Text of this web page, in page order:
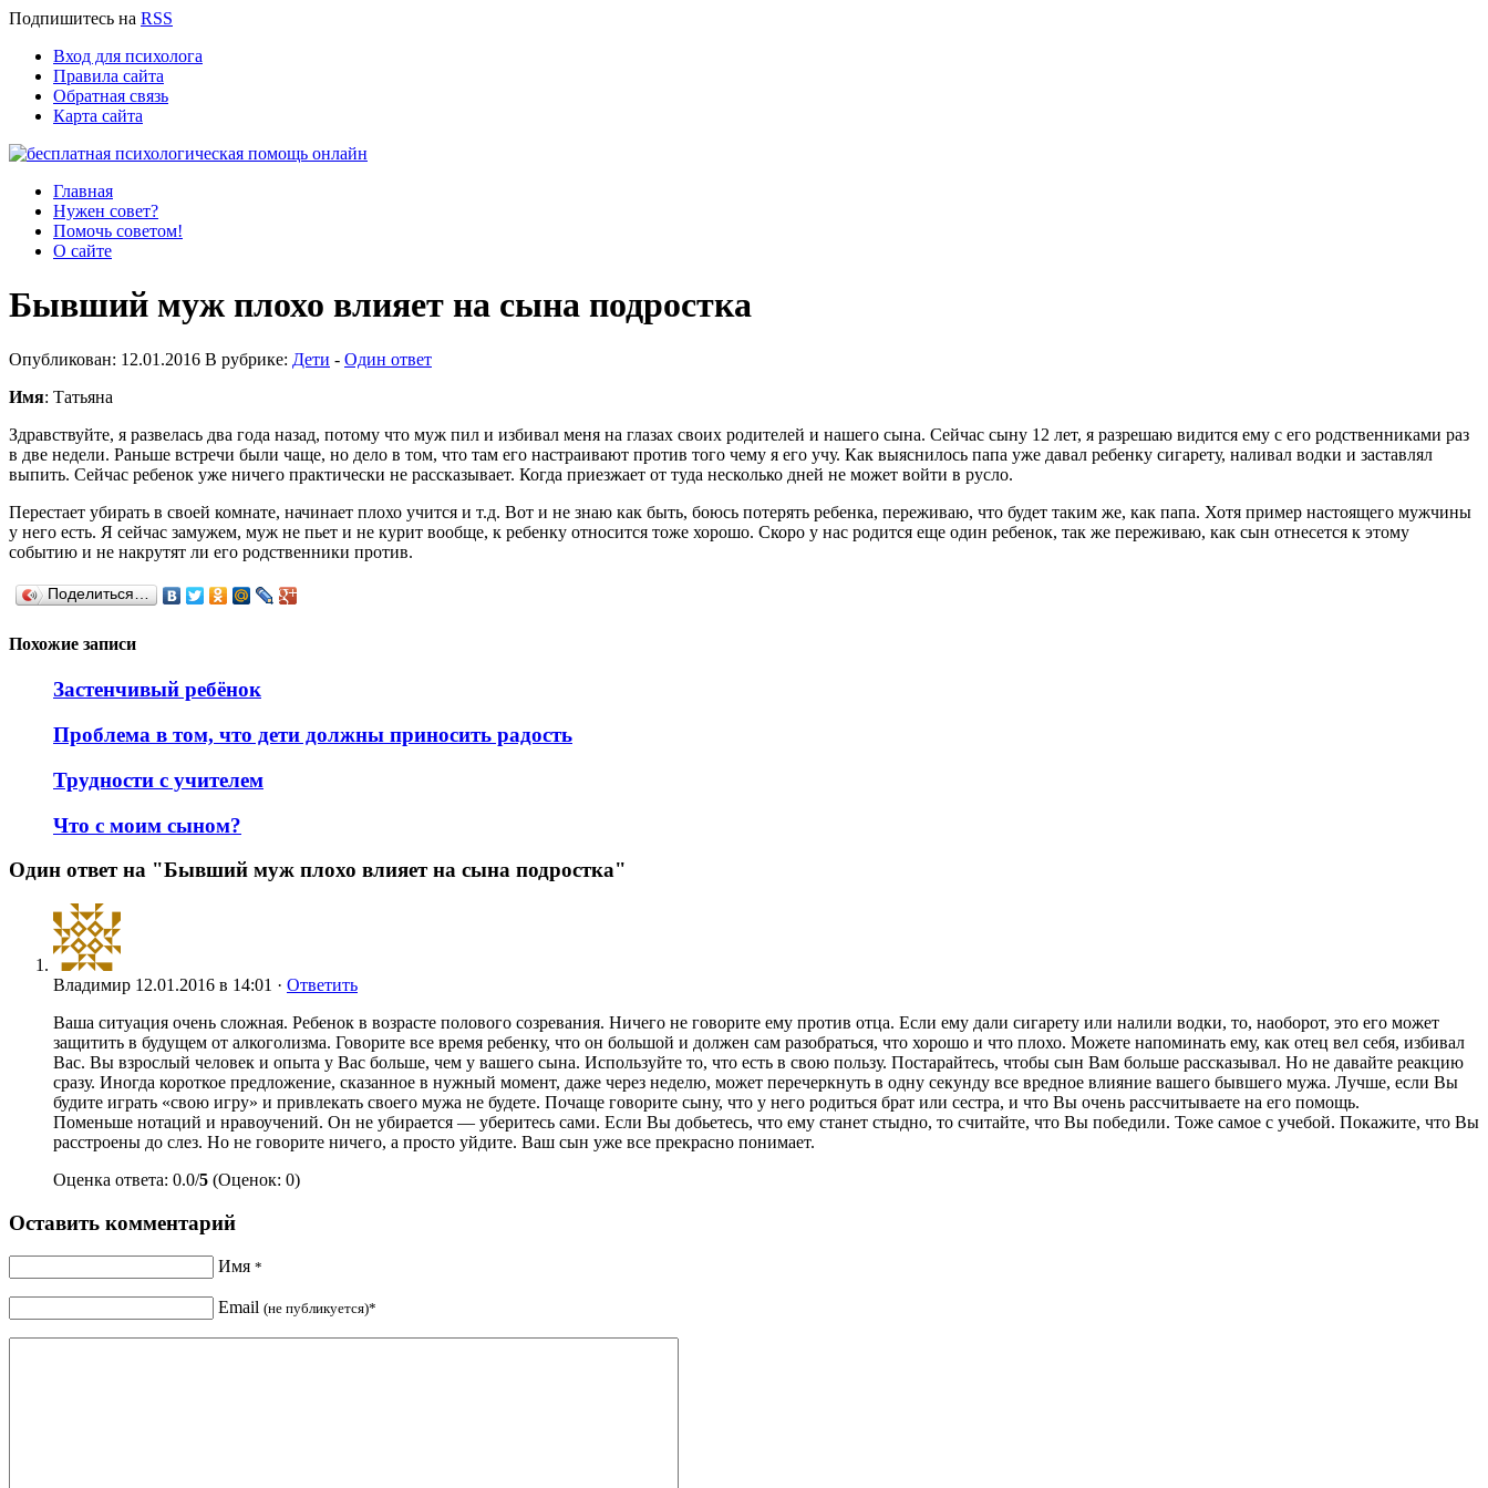
Подпишитесь на RSS
Вход для психолога
Правила сайта
Обратная связь
Карта сайта
Главная
Нужен совет?
Помочь советом!
О сайте
Бывший муж плохо влияет на сына подростка
Опубликован: 12.01.2016 В рубрике: Дети - Один ответ
Имя: Татьяна
Здравствуйте, я развелась два года назад, потому что муж пил и избивал меня на глазах своих родителей и нашего сына. Сейчас сыну 12 лет, я разрешаю видится ему с его родственниками раз
в две недели. Раньше встречи были чаще, но дело в том, что там его настраивают против того чему я его учу. Как выяснилось папа уже давал ребенку сигарету, наливал водки и заставлял
выпить. Сейчас ребенок уже ничего практически не рассказывает. Когда приезжает от туда несколько дней не может войти в русло.
Перестает убирать в своей комнате, начинает плохо учится и т.д. Вот и не знаю как быть, боюсь потерять ребенка, переживаю, что будет таким же, как папа. Хотя пример настоящего мужчины
у него есть. Я сейчас замужем, муж не пьет и не курит вообще, к ребенку относится тоже хорошо. Скоро у нас родится еще один ребенок, так же переживаю, как сын отнесется к этому
событию и не накрутят ли его родственники против.
Поделиться…
Похожие записи
Застенчивый ребёнок
Проблема в том, что дети должны приносить радость
Трудности с учителем
Что с моим сыном?
Один ответ на "Бывший муж плохо влияет на сына подростка"
Владимир 12.01.2016 в 14:01 · Ответить
Ваша ситуация очень сложная. Ребенок в возрасте полового созревания. Ничего не говорите ему против отца. Если ему дали сигарету или налили водки, то, наоборот, это его может
защитить в будущем от алкоголизма. Говорите все время ребенку, что он большой и должен сам разобраться, что хорошо и что плохо. Можете напоминать ему, как отец вел себя, избивал
Вас. Вы взрослый человек и опыта у Вас больше, чем у вашего сына. Используйте то, что есть в свою пользу. Постарайтесь, чтобы сын Вам больше рассказывал. Но не давайте реакцию
сразу. Иногда короткое предложение, сказанное в нужный момент, даже через неделю, может перечеркнуть в одну секунду все вредное влияние вашего бывшего мужа. Лучше, если Вы
будите играть «свою игру» и привлекать своего мужа не будете. Почаще говорите сыну, что у него родиться брат или сестра, и что Вы очень рассчитываете на его помощь.
Поменьше нотаций и нравоучений. Он не убирается — уберитесь сами. Если Вы добьетесь, что ему станет стыдно, то считайте, что Вы победили. Тоже самое с учебой. Покажите, что Вы
расстроены до слез. Но не говорите ничего, а просто уйдите. Ваш сын уже все прекрасно понимает.
Оценка ответа: 0.0/5 (Оценок: 0)
Оставить комментарий
Имя *
Email (не публикуется)*